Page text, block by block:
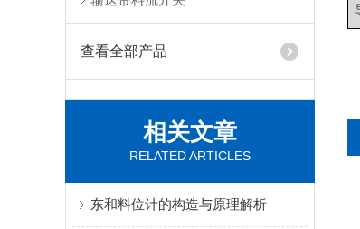
查看全部产品
相关文章
RELATED ARTICLES
东和料位计的构造与原理解析